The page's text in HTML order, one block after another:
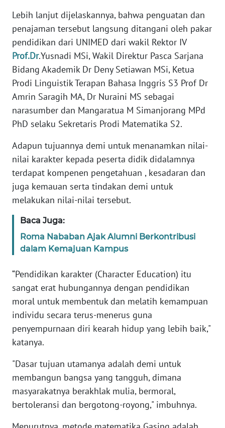
Lebih lanjut dijelaskannya, bahwa penguatan dan
penajaman tersebut langsung ditangani oleh pakar
pendidikan dari UNIMED dari wakil Rektor IV
Prof.Dr.Yusnadi MSi, Wakil Direktur Pasca Sarjana
Bidang Akademik Dr Deny Setiawan MSi, Ketua
Prodi Linguistik Terapan Bahasa Inggris S3 Prof Dr
Amrin Saragih MA, Dr Nuraini MS sebagai
narasumber dan Mangaratua M Simanjorang MPd
PhD selaku Sekretaris Prodi Matematika S2.
Adapun tujuannya demi untuk menanamkan nilai-
nilai karakter kepada peserta didik didalamnya
terdapat kompenen pengetahuan , kesadaran dan
juga kemauan serta tindakan demi untuk
melakukan nilai-nilai tersebut.
Baca Juga:
Roma Nababan Ajak Alumni Berkontribusi
dalam Kemajuan Kampus
“Pendidikan karakter (Character Education) itu
sangat erat hubungannya dengan pendidikan
moral untuk membentuk dan melatih kemampuan
individu secara terus-menerus guna
penyempurnaan diri kearah hidup yang lebih baik,"
katanya.
"Dasar tujuan utamanya adalah demi untuk
membangun bangsa yang tangguh, dimana
masyarakatnya berakhlak mulia, bermoral,
bertoleransi dan bergotong-royong," imbuhnya.
BABEL
WN
SUMBAR
WN
SUMSEL
WN
WN
LAMPUNG
WN
JATENG
WN
NUSANTARA
WN
WN
JATIM
WN
WN
KALBAR